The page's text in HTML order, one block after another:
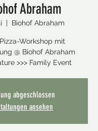
Abraham
  |
Biohof Abraham
Workshop mit
@ Biohof Abraham
>>> Family Event
abgeschlossen
ansehen